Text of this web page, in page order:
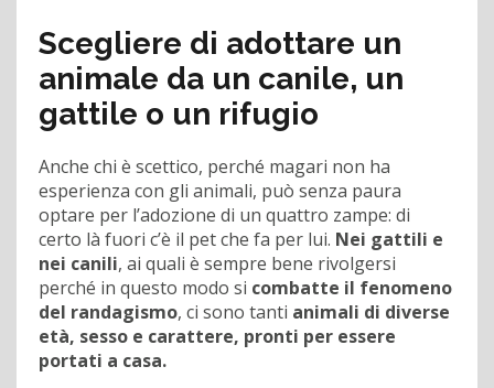
Scegliere di adottare un
animale da un canile, un
gattile o un rifugio
Anche chi è scettico, perché magari non ha
esperienza con gli animali, può senza paura
optare per l’adozione di un quattro zampe: di
certo là fuori c’è il pet che fa per lui. Nei gattili e
nei canili, ai quali è sempre bene rivolgersi
perché in questo modo si combatte il fenomeno
del randagismo, ci sono tanti animali di diverse
età, sesso e carattere, pronti per essere
portati a casa.